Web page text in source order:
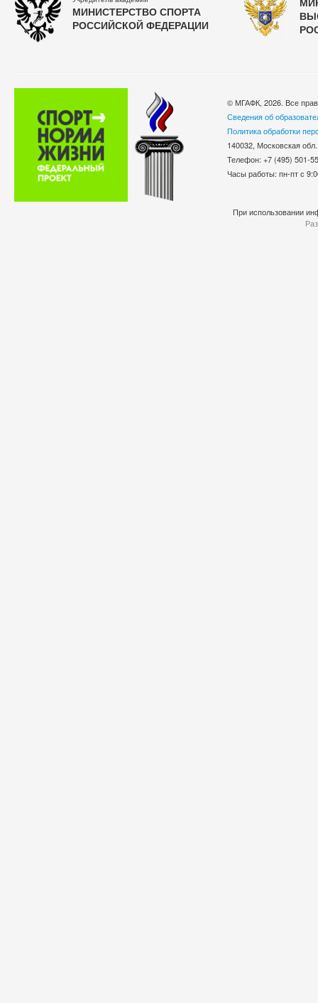
МИНИСТЕРСТВО СПОРТА
РОССИЙСКОЙ ФЕДЕРАЦИИ
© МГАФК, 2026. Все
Сведения об
Политика обработки
140032, Московская
Телефон: +7 (495)
Часы работы: пн-пт с
При использовании